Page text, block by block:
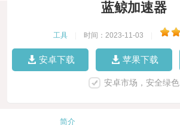
蓝鲸加速器
工具 时间：2023-11-03
安卓下载 苹果下载
安卓市场，安全绿色
简介